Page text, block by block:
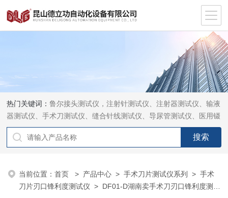
热门关键词：鲁尔接头测试仪，注射针测试仪、注射器测试仪、输液
器测试仪、手术刀测试仪、缝合针线测试仪、导尿管测试仪、医用镊
钳测试仪、导引管导丝测试仪、针灸针测试仪、留置针测试仪
当前位置：首页 > 产品中心 >手术刀片测试仪系列 >手术
刀片刃口锋利度测试仪 > DF01-D湖南卖手术刀刃口锋利度测试